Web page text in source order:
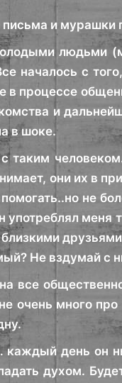
письма и
людьми
началось с
в процессе
и
в шоке.
таким
они их в
не
употреблял
Не вздумай с
все
очень много
каждый день он
духом.